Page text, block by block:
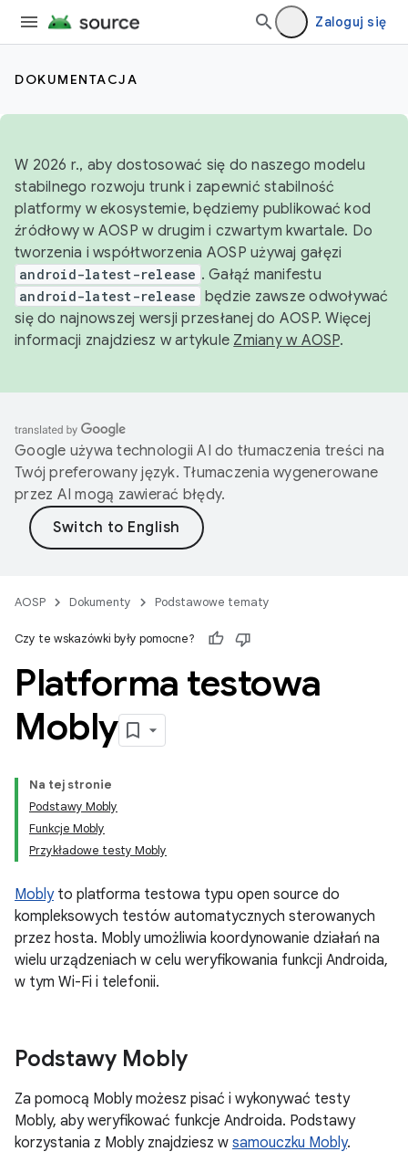
Zaloguj się
DOKUMENTACJA
W 2026 r., aby dostosować się do naszego modelu
stabilnego rozwoju trunk i zapewnić stabilność
platformy w ekosystemie, będziemy publikować kod
źródłowy w AOSP w drugim i czwartym kwartale. Do
tworzenia i współtworzenia AOSP używaj gałęzi
android-latest-release . Gałąź manifestu
android-latest-release będzie zawsze odwoływać
się do najnowszej wersji przesłanej do AOSP. Więcej
informacji znajdziesz w artykule Zmiany w AOSP.
Google używa technologii AI do tłumaczenia treści na
Twój preferowany język. Tłumaczenia wygenerowane
przez AI mogą zawierać błędy.
AOSP Dokumenty Podstawowe tematy
Czy te wskazówki były pomocne?
Platforma testowa
Mobly
Na tej stronie
Podstawy Mobly
Funkcje Mobly
Przykładowe testy Mobly
Moblyto platforma testowa typu open source do
kompleksowych testów automatycznych sterowanych
przez hosta. Mobly umożliwia koordynowanie działań na
wielu urządzeniach w celu weryfikowania funkcji Androida,
w tym Wi-Fi i telefonii.
Podstawy Mobly
Za pomocą Mobly możesz pisać i wykonywać testy
Mobly, aby weryfikować funkcje Androida. Podstawy
korzystania z Mobly znajdziesz w samouczku Mobly.